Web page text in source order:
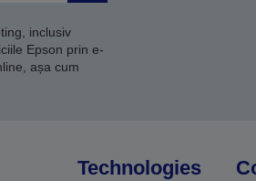
inclusiv
Epson prin e-
așa cum
Technologies